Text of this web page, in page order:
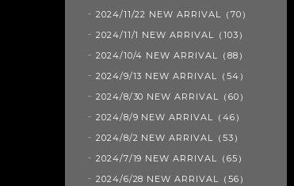
2024/11/22 NEW ARRIVAL（70）
2024/11/1 NEW ARRIVAL（103）
2024/10/4 NEW ARRIVAL（88）
2024/9/13 NEW ARRIVAL（54）
2024/8/30 NEW ARRIVAL（60）
2024/8/9 NEW ARRIVAL（46）
2024/8/2 NEW ARRIVAL（53）
2024/7/19 NEW ARRIVAL（65）
2024/6/28 NEW ARRIVAL（56）